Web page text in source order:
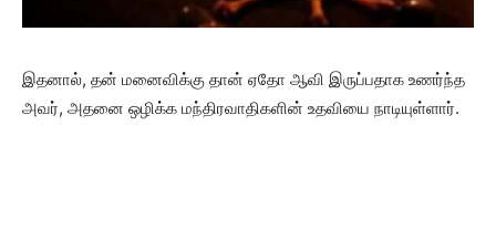
இதனால், தன் மனைவிக்கு தான் ஏதோ ஆவி இருப்பதாக உணர்ந்த
அவர், அதனை ஒழிக்க மந்திரவாதிகளின் உதவியை நாடியுள்ளார்.